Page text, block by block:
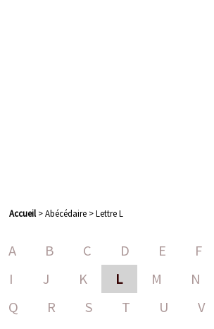
Accueil> Abécédaire > Lettre L
A B C D E F
I
J K L M N
Q
R S T U V